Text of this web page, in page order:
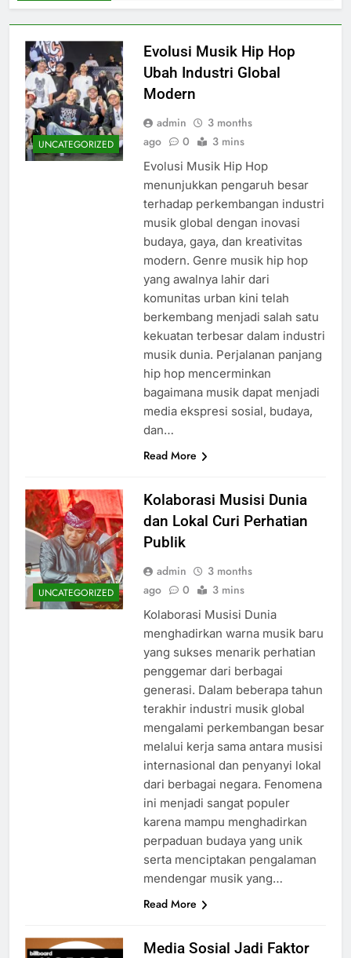
UNCATEGORIZED
Evolusi Musik Hip Hop
Ubah Industri Global
Modern
admin
3 months
ago
0 3 mins
Evolusi Musik Hip Hop
menunjukkan pengaruh besar
terhadap perkembangan industri
musik global dengan inovasi
budaya, gaya, dan kreativitas
modern. Genre musik hip hop
yang awalnya lahir dari
komunitas urban kini telah
berkembang menjadi salah satu
kekuatan terbesar dalam industri
musik dunia. Perjalanan panjang
hip hop mencerminkan
bagaimana musik dapat menjadi
media ekspresi sosial, budaya,
dan…
Read More
UNCATEGORIZED
Kolaborasi Musisi Dunia
dan Lokal Curi Perhatian
Publik
admin
3 months
ago
0 3 mins
Kolaborasi Musisi Dunia
menghadirkan warna musik baru
yang sukses menarik perhatian
penggemar dari berbagai
generasi. Dalam beberapa tahun
terakhir industri musik global
mengalami perkembangan besar
melalui kerja sama antara musisi
internasional dan penyanyi lokal
dari berbagai negara. Fenomena
ini menjadi sangat populer
karena mampu menghadirkan
perpaduan budaya yang unik
serta menciptakan pengalaman
mendengar musik yang…
Read More
Media Sosial Jadi Faktor